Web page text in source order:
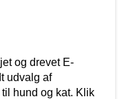
og drevet E-
udvalg af
hund og kat. Klik